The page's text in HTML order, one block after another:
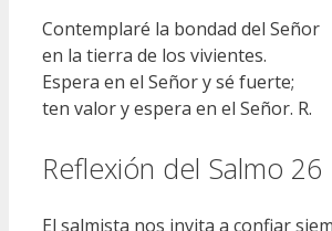
Contemplaré la bondad del Señor
en la tierra de los vivientes.
Espera en el Señor y sé fuerte;
ten valor y espera en el Señor. R.
Reflexión del Salmo 26
El salmista nos invita a confiar